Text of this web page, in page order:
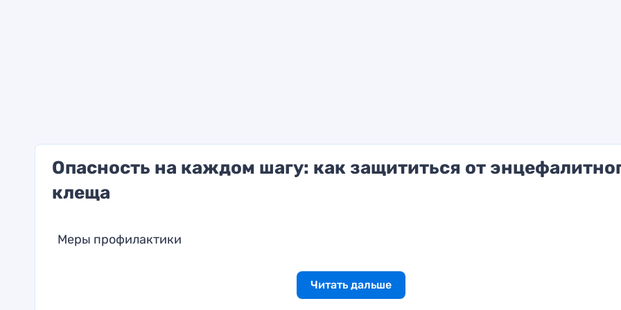
Опасность на каждом шагу: как защититься от
клеща
Меры профилактики
Читать дальше